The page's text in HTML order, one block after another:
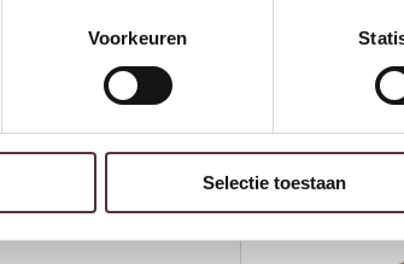
Voorkeuren
Selectie toestaan
Ontvang €20,-
Meldt u aan voor
€200,- (niet geldig